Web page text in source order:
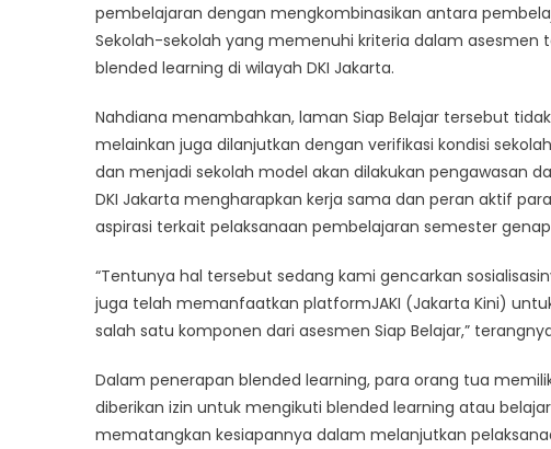
pembelajaran dengan mengkombinasikan antara
Sekolah-sekolah yang memenuhi kriteria dalam
blended learning di wilayah DKI Jakarta.
Nahdiana menambahkan, laman Siap Belajar tersebut
melainkan juga dilanjutkan dengan verifikasi kondisi
dan menjadi sekolah model akan dilakukan pengawasan
DKI Jakarta mengharapkan kerja sama dan peran aktif
aspirasi terkait pelaksanaan pembelajaran semester genap
“Tentunya hal tersebut sedang kami gencarkan
juga telah memanfaatkan platformJAKI (Jakarta Kini)
salah satu komponen dari asesmen Siap Belajar,”
Dalam penerapan blended learning, para orang tua
diberikan izin untuk mengikuti blended learning atau
mematangkan kesiapannya dalam melanjutkan